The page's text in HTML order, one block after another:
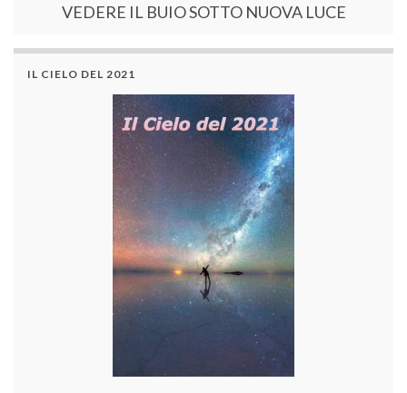
VEDERE IL BUIO SOTTO NUOVA LUCE
IL CIELO DEL 2021